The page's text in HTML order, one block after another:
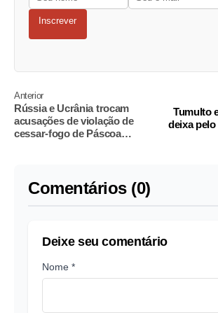
Inscrever
Anterior
Rússia e Ucrânia trocam
acusações de violação de
cessar-fogo de Páscoa
Tumulto
deixa
Comentários (0)
Deixe seu comentário
Nome *